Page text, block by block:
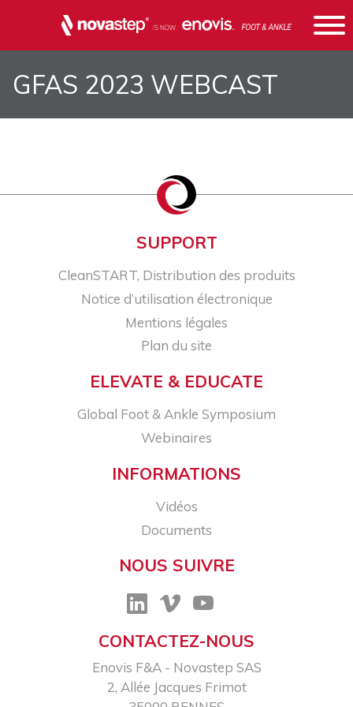
GFAS 2023 WEBCAST
SUPPORT
CleanSTART, Distribution des produits
Notice d’utilisation électronique
Mentions légales
Plan du site
ELEVATE & EDUCATE
Global Foot & Ankle Symposium
Webinaires
INFORMATIONS
Vidéos
Documents
NOUS SUIVRE
CONTACTEZ-NOUS
Enovis F&A - Novastep SAS​
2, Allée Jacques Frimot​